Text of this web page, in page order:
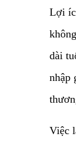
​Lợi
dài
nhập
​Việc